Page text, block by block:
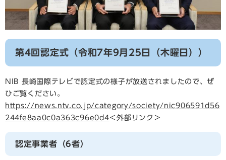
第4回認定式（令和7年9月25日（木曜日））
NIB 長崎国際テレビで認定式の様子が放送されましたので、ぜ
ひご覧ください。
https://news.ntv.co.jp/category/society/nic906591d56
244fe8aa0c0a363c96e0d4＜外部リンク＞
認定事業者（6者）